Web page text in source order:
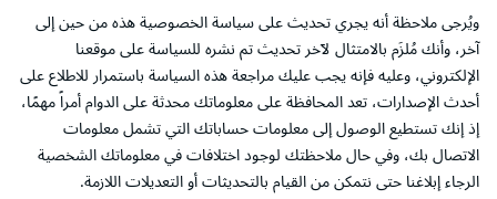
ويُرجى ملاحظة أنه يجري تحديث على سياسة الخصوصية هذه من حين إلى
آخر، وأنك مُلزَم بالامتثال لآخر تحديث تم نشره للسياسة على موقعنا
الإلكتروني، وعليه فإنه يجب عليك مراجعة هذه السياسة باستمرار للاطلاع على
أحدث الإصدارات، تعد المحافظة على معلوماتك محدثة على الدوام أمراً مهمًا،
إذ إنك تستطيع الوصول إلى معلومات حساباتك التي تشمل معلومات
الاتصال بك، وفي حال ملاحظتك لوجود اختلافات في معلوماتك الشخصية
الرجاء إبلاغنا حتى نتمكن من القيام بالتحديثات أو التعديلات اللازمة.